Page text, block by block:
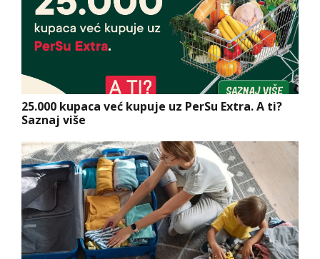
25.000 kupaca već kupuje uz PerSu Extra. A ti?
Saznaj više